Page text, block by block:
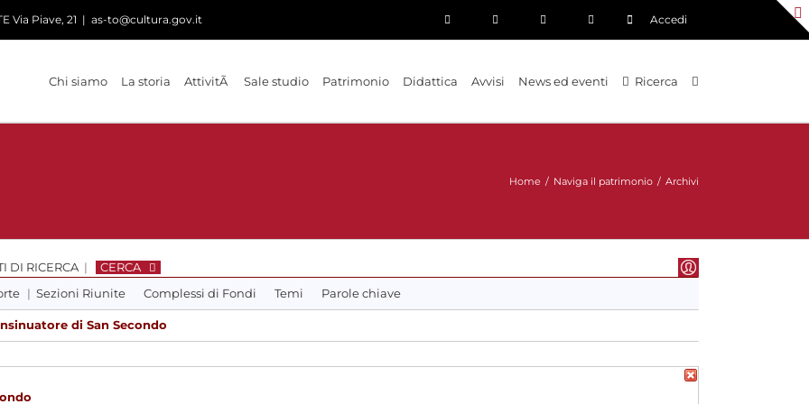
Via Piave, 21 | as-to@cultura.gov.it Accedi
Chi siamo La storia AttivitÃ Sale studio Patrimonio Didattica Avvisi News ed eventi Ricerca
Home / Naviga il patrimonio / Archivi
DI RICERCA |
CERCA
| Sezioni Riunite Complessi di Fondi Temi Parole chiave
di San Secondo